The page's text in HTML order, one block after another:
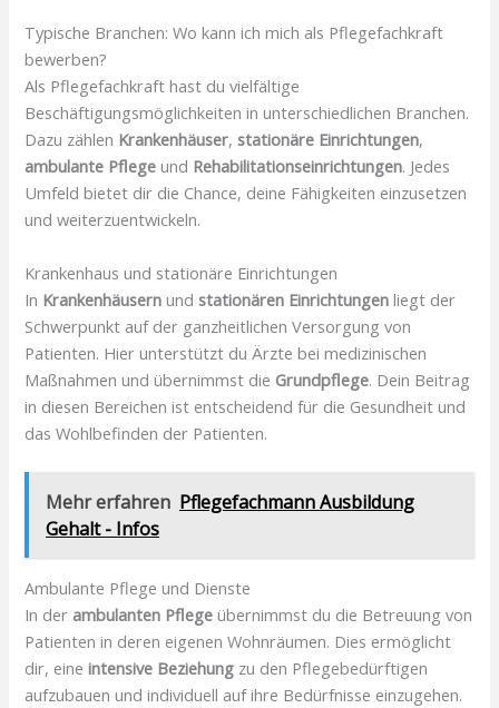
Typische Branchen: Wo kann ich mich als Pflegefachkraft
bewerben?
Als Pflegefachkraft hast du vielfältige
Beschäftigungsmöglichkeiten in unterschiedlichen Branchen.
Dazu zählen Krankenhäuser,stationäre Einrichtungen,
ambulante Pflege und Rehabilitationseinrichtungen. Jedes
Umfeld bietet dir die Chance, deine Fähigkeiten einzusetzen
und weiterzuentwickeln.
Krankenhaus und stationäre Einrichtungen
In Krankenhäusern undstationären Einrichtungen liegt der
Schwerpunkt auf der ganzheitlichen Versorgung von
Patienten. Hier unterstützt du Ärzte bei medizinischen
Maßnahmen und übernimmst die Grundpflege. Dein Beitrag
in diesen Bereichen ist entscheidend für die Gesundheit und
das Wohlbefinden der Patienten.
Mehr erfahren Pflegefachmann Ausbildung
Gehalt -​ Infos
Ambulante Pflege und Dienste
In der ambulanten Pflege übernimmst du die Betreuung von
Patienten in deren eigenen Wohnräumen. Dies ermöglicht
dir, eineintensive Beziehung zu den Pflegebedürftigen
aufzubauen und individuell auf ihre Bedürfnisse einzugehen.